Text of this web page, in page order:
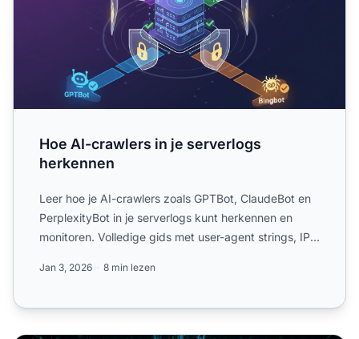
Hoe AI-crawlers in je serverlogs
herkennen
Leer hoe je AI-crawlers zoals GPTBot, ClaudeBot en
PerplexityBot in je serverlogs kunt herkennen en
monitoren. Volledige gids met user-agent strings, IP-
Jan 3, 2026 8 min lezen